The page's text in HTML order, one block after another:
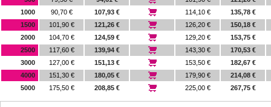
1000
90,70 € 107,93 € 114,10 €
135,78 €
1500
101,90 € 121,26 € 126,20 €
150,18 €
2000
104,70 € 124,59 € 129,20 €
153,75 €
2500
117,60 € 139,94 € 143,30 €
170,53 €
3000
127,00 € 151,13 € 153,50 €
182,67 €
4000
151,30 € 180,05 € 179,90 €
214,08 €
5000
175,50 € 208,85 € 225,00 € 267,75 €